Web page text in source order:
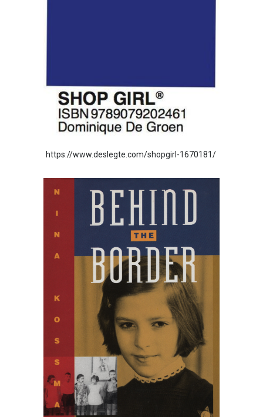
https://www.deslegte.com/shopgirl-1670181/